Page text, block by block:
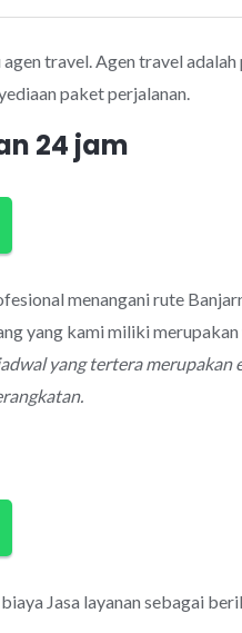
travel. Agen travel adalah
paket perjalanan.
24 jam
menangani rute
yang kami miliki
yang tertera merupakan
Jasa layanan sebagai